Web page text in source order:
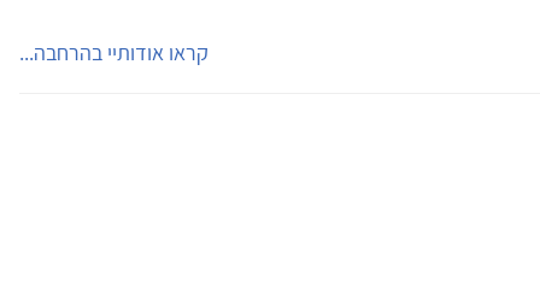
קראו אודותיי בהרחבה...